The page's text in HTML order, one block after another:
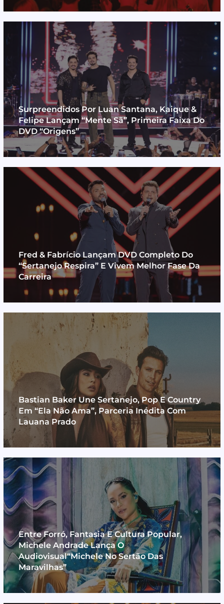
Surpreendidos Por Luan Santana, Kaique &
Felipe Lançam “Mente Sã”, Primeira Faixa Do
DVD “Origens”
Fred & Fabrício Lançam DVD Completo Do
“Sertanejo Respira” E Vivem Melhor Fase Da
Carreira
Bastian Baker Une Sertanejo, Pop E Country
Em “Ela Não Ama”, Parceria Inédita Com
Lauana Prado
Entre Forró, Fantasia E Cultura Popular,
Michele Andrade Lança O
Audiovisual“Michele No Sertão Das
Maravilhas”